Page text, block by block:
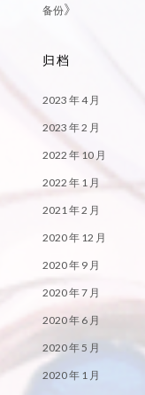
备份》
归档
2023 年 4 月
2023 年 2 月
2022 年 10 月
2022 年 1 月
2021 年 2 月
2020 年 12 月
2020 年 9 月
2020 年 7 月
2020 年 6 月
2020 年 5 月
2020 年 1 月